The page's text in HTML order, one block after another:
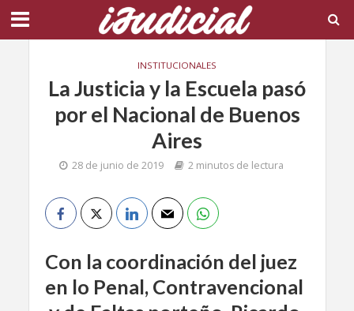
INSTITUCIONALES
La Justicia y la Escuela pasó
por el Nacional de Buenos
Aires
28 de junio de 2019 2 minutos de lectura
Con la coordinación del juez
en lo Penal, Contravencional